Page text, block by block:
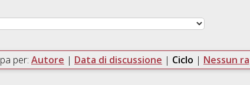
per: Autore | Data di discussione | Ciclo | Nessun